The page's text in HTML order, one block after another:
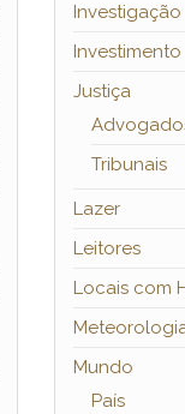
Investigação
Investimento
Justiça
Tribunais
Lazer
Leitores
Locais com
Mundo
País